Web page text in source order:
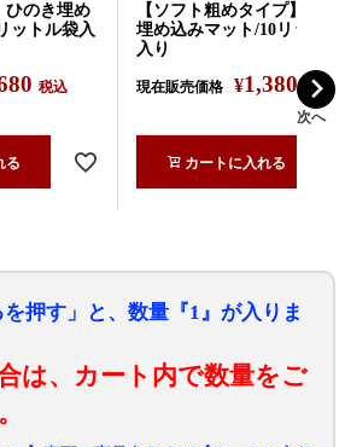
ひのき埋め
ットル袋入
税込
る
【ソフト粗めタイプ】ひの
埋め込みマット/10リット
入り
現在販売価格 ¥1,380 税込
カートに入れる
次へ
を押す」と、数量『1』が入りま
は、カート内で数量をご